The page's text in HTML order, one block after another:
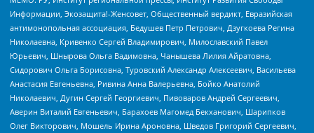
Информации, Экозащита!-Женсовет, Общественный вердикт, Евразийская
антимонопольная ассоциация, Бедушев Петр Петрович, Дзугкоева Регина
Николаевна, Кривенко Сергей Владимирович, Милославский Павел
Юрьевич, Шнырова Ольга Вадимовна, Чанышева Лилия Айратовна,
Сидорович Ольга Борисовна, Туровский Александр Алексеевич, Васильева
Анастасия Евгеньевна, Ривина Анна Валерьевна, Бойко Анатолий
Николаевич, Дугин Сергей Георгиевич, Пивоваров Андрей Сергеевич,
Аверин Виталий Евгеньевич, Барахоев Магомед Бекханович, Шарипков
Олег Викторович, Мошель Ирина Ароновна, Шведов Григорий Сергеевич,